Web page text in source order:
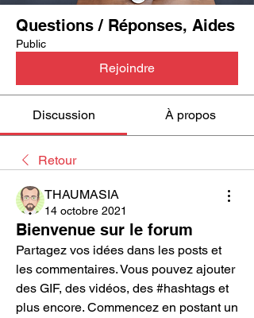
Questions / Réponses, Aides
Public
Rejoindre
Discussion À propos
Retour
THAUMASIA
14 octobre 2021
Bienvenue sur le forum
Partagez vos idées dans les posts et
les commentaires. Vous pouvez ajouter
des GIF, des vidéos, des #hashtags et
plus encore. Commencez en postant un